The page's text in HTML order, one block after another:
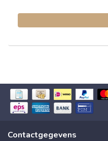
Contactgegevens